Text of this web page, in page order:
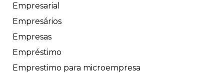
Empresarial
Empresários
Empresas
Empréstimo
Emprestimo para microempresa